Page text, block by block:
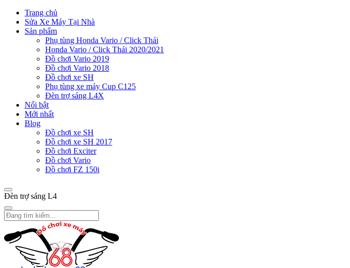
Trang chủ
Sửa Xe Máy Tại Nhà
Sản phẩm
Phụ tùng Honda Vario / Click Thái
Honda Vario / Click Thái 2020/2021
Đồ chơi Vario 2019
Đồ chơi Vario 2018
Đồ chơi xe SH
Phụ tùng xe máy Cup C125
Đèn trợ sáng L4X
Nổi bật
Mới nhất
Blog
Đồ chơi xe SH
Đồ chơi xe SH 2017
Đồ chơi Exciter
Đồ chơi Vario
Đồ chơi FZ 150i
Đèn trợ sáng L4